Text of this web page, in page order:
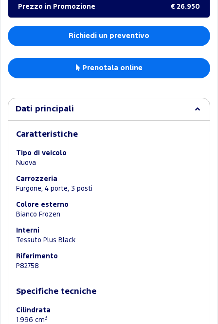
Prezzo in Promozione € 26.950
Richiedi un preventivo
Prenotala online
Dati principali
Caratteristiche
Tipo di veicolo
Nuova
Carrozzeria
Furgone, 4 porte, 3 posti
Colore esterno
Bianco Frozen
Interni
Tessuto Plus Black
Riferimento
P82758
Specifiche tecniche
Cilindrata
1.996 cm3